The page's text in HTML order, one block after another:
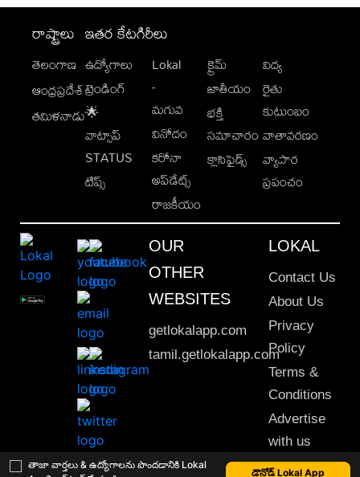
తాజా వార్తలు & ఉద్యోగాలను పొందడానికి Lokal
డౌన్లోడ్ Lokal App
రాష్ట్రాలు
తెలంగాణ
ఆంధ్రప్రదేశ్
తమిళనాడు
ఇతర కేటగిరీలు
ఉద్యోగాలు
ట్రెండింగ్
🌟
వాట్సాప్
STATUS
టిప్స్
Lokal
-
మగువ
వినోదం
కరోనా
అప్‌డేట్స్
రాజకీయం
క్రైమ్
జాతీయం
భక్తి
సమాచారం
క్లాసిఫైడ్స్
విద్య
రైతు
కుటుంబం
వాతావరణం
వ్యాపార
ప్రపంచం
OUR
OTHER
WEBSITES
getlokalapp.com
tamil.getlokalapp.com
LOKAL
Contact Us
About Us
Privacy
Policy
Terms &
Conditions
Advertise
with us
Sitemap